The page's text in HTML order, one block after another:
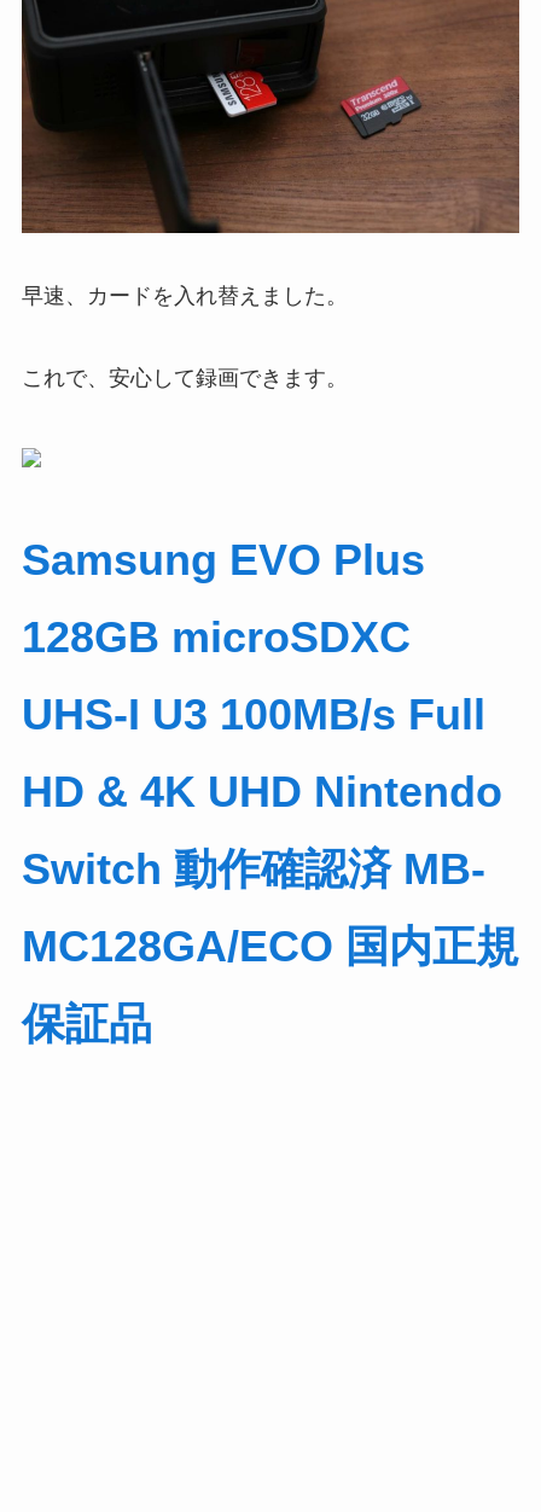
早速、カードを入れ替えました。
これで、安心して録画できます。
Samsung EVO Plus
128GB microSDXC
UHS-I U3 100MB/s Full
HD & 4K UHD Nintendo
Switch 動作確認済 MB-
MC128GA/ECO 国内正規
保証品